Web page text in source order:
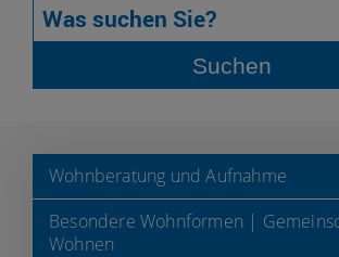
Suchen
Wohnberatung und Aufnahme
Besondere Wohnformen |
Wohnen